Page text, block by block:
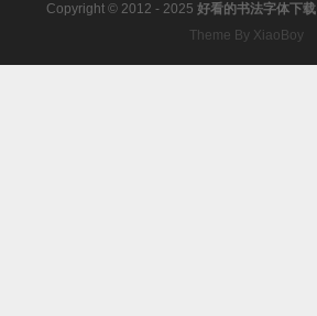
Copyright © 2012 - 2025 好看的书法字体下载
Theme By XiaoBoy